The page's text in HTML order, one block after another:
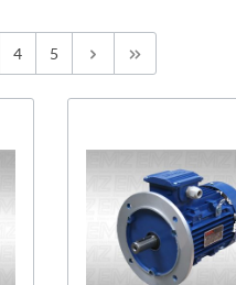
4 5